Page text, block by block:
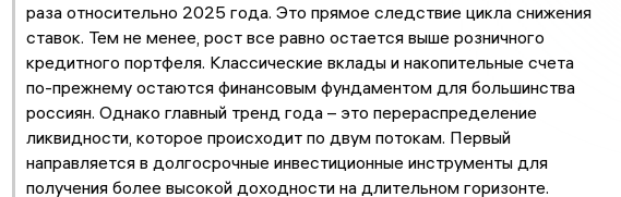
раза относительно 2025 года. Это прямое следствие цикла снижения
ставок. Тем не менее, рост все равно остается выше розничного
кредитного портфеля. Классические вклады и накопительные счета
по-прежнему остаются финансовым фундаментом для большинства
россиян. Однако главный тренд года – это перераспределение
ликвидности, которое происходит по двум потокам. Первый
направляется в долгосрочные инвестиционные инструменты для
получения более высокой доходности на длительном горизонте.